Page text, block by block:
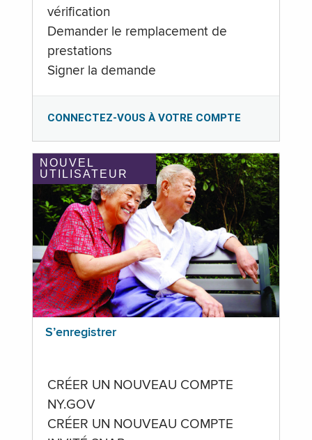
vérification
Demander le remplacement de
prestations
Signer la demande
CONNECTEZ-VOUS À VOTRE COMPTE
NOUVEL
UTILISATEUR
S’enregistrer
CRÉER UN NOUVEAU COMPTE
NY.GOV
CRÉER UN NOUVEAU COMPTE